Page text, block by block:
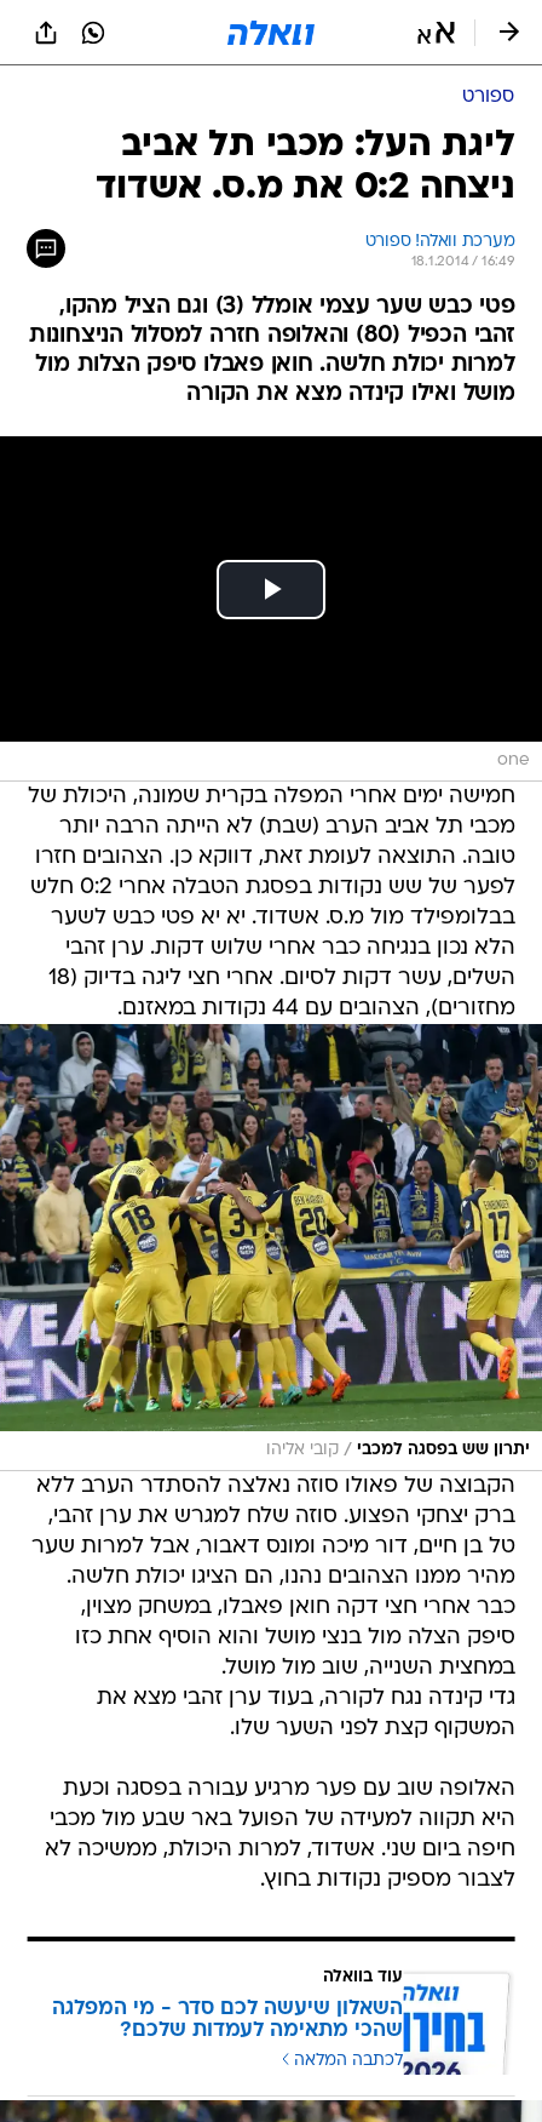
ספורט
ליגת העל: מכבי תל אביב
ניצחה 0:2 את מ.ס. אשדוד
מערכת וואלה! ספורט
18.1.2014 / 16:49
פטי כבש שער עצמי אומלל (3) וגם הציל מהקו,
זהבי הכפיל (80) והאלופה חזרה למסלול הניצחונות
למרות יכולת חלשה. חואן פאבלו סיפק הצלות מול
מושל ואילו קינדה מצא את הקורה
one
חמישה ימים אחרי המפלה בקרית שמונה, היכולת של
מכבי תל אביב הערב (שבת) לא הייתה הרבה יותר
טובה. התוצאה לעומת זאת, דווקא כן. הצהובים חזרו
לפער של שש נקודות בפסגת הטבלה אחרי 0:2 חלש
בבלומפילד מול מ.ס. אשדוד. יא יא פטי כבש לשער
הלא נכון בנגיחה כבר אחרי שלוש דקות. ערן זהבי
השלים, עשר דקות לסיום. אחרי חצי ליגה בדיוק (18
מחזורים), הצהובים עם 44 נקודות במאזנם.
יתרון שש בפסגה למכבי / קובי אליהו
הקבוצה של פאולו סוזה נאלצה להסתדר הערב ללא
ברק יצחקי הפצוע. סוזה שלח למגרש את ערן זהבי,
טל בן חיים, דור מיכה ומונס דאבור, אבל למרות שער
מהיר ממנו הצהובים נהנו, הם הציגו יכולת חלשה.
כבר אחרי חצי דקה חואן פאבלו, במשחק מצוין,
סיפק הצלה מול בנצי מושל והוא הוסיף אחת כזו
במחצית השנייה, שוב מול מושל.
גדי קינדה נגח לקורה, בעוד ערן זהבי מצא את
המשקוף קצת לפני השער שלו.
האלופה שוב עם פער מרגיע עבורה בפסגה וכעת
היא תקווה למעידה של הפועל באר שבע מול מכבי
חיפה ביום שני. אשדוד, למרות היכולת, ממשיכה לא
לצבור מספיק נקודות בחוץ.
עוד בוואלה
השאלון שיעשה לכם סדר - מי המפלגה
שהכי מתאימה לעמדות שלכם?
לכתבה המלאה